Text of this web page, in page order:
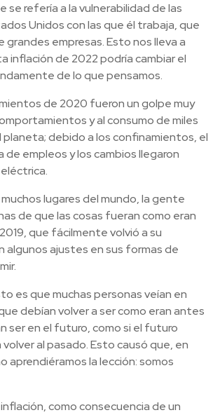
se refería a la vulnerabilidad de las
Unidos con las que él trabaja, que
grandes empresas. Esto nos lleva a
inflación de 2022 podría cambiar el
de lo que pensamos.
de 2020 fueron un golpe muy
y al consumo de miles
planeta; debido a los confinamientos, el
de empleos y los cambios llegaron
lugares del mundo, la gente
de que las cosas fueran como eran
que fácilmente volvió a su
algunos ajustes en sus formas de
es que muchas personas veían en
debían volver a ser como eran antes
ser en el futuro, como si el futuro
al pasado. Esto causó que, en
aprendiéramos la lección: somos
como consecuencia de un